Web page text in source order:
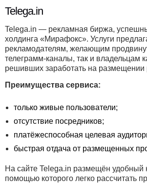
Telega.in
Telega.in — рекламная биржа,
холдинга «Мирафокс». Услуги
рекламодателям, желающим
телеграмм-каналы, так и владельцам
решивших заработать на размещении
Преимущества сервиса:
только живые пользователи;
отсутствие посредников;
платёжеспособная целевая
быстрая отдача от размещенных
На сайте Telega.in размещён удобный
помощью которого легко рассчитать